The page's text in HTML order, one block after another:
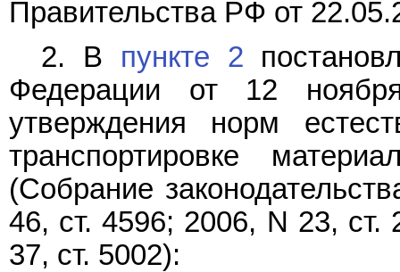
Правительства РФ от
2. В пункте 2
Федерации от 12
утверждения норм
транспортировке
(Собрание
46, ст. 4596; 2006, N 23,
37, ст. 5002):